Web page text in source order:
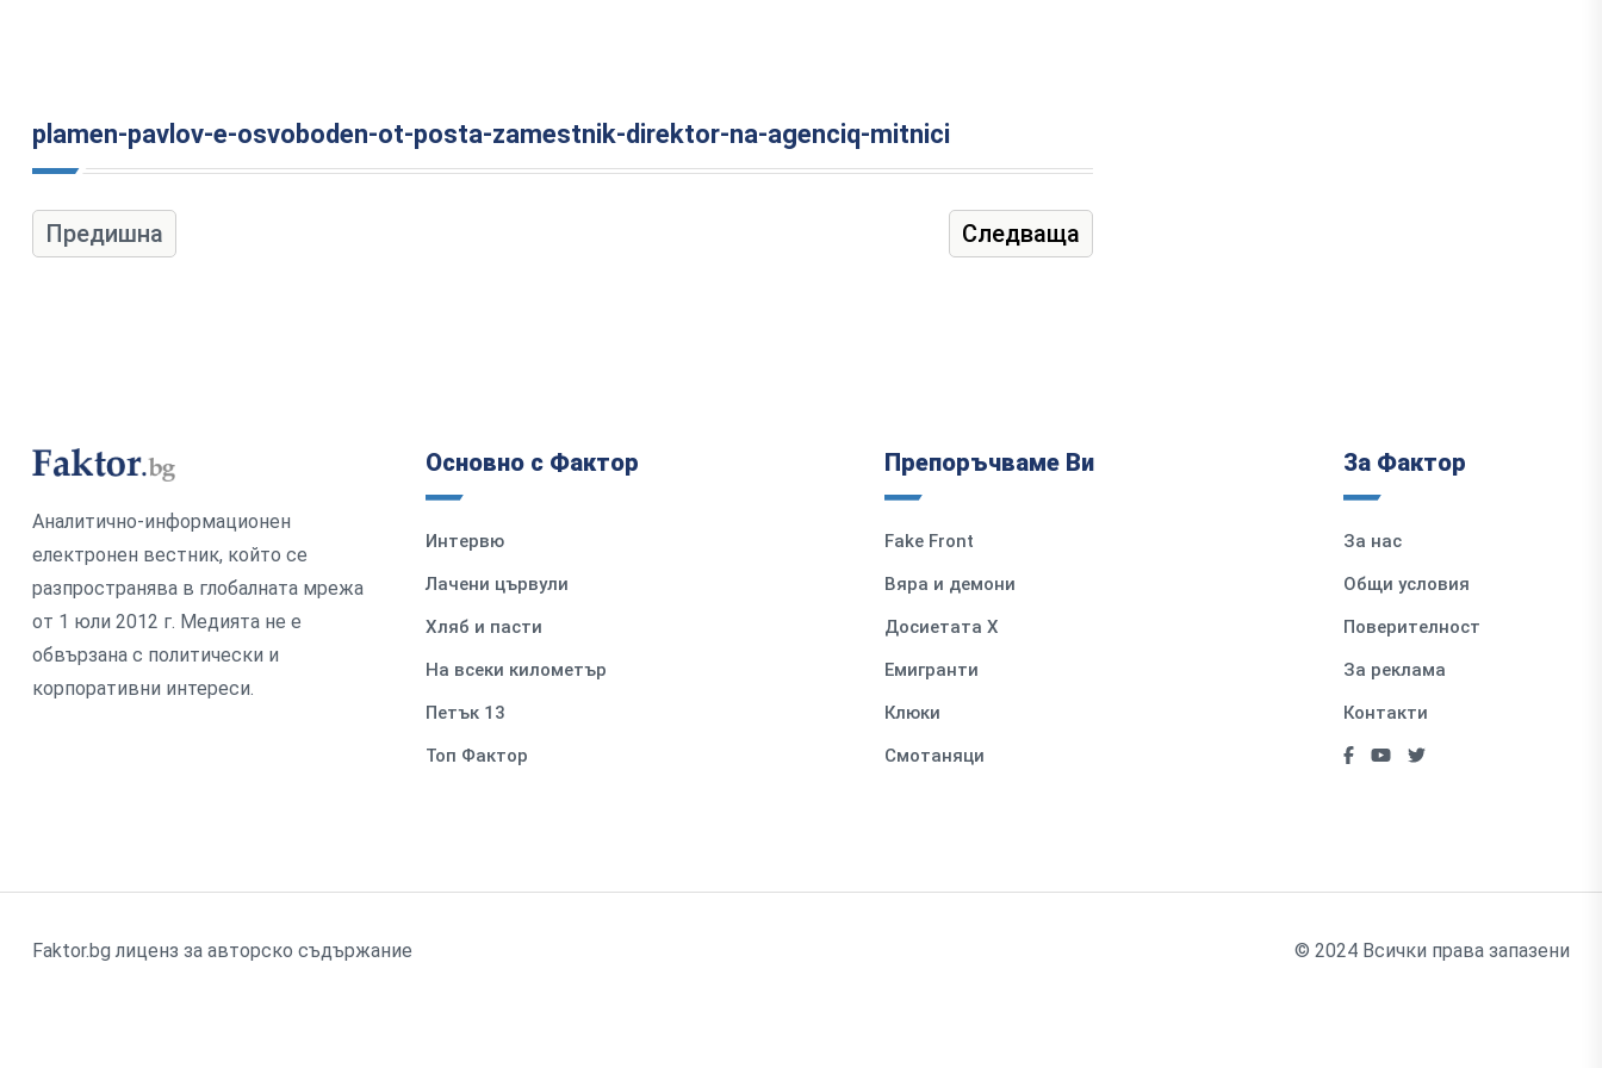
plamen-pavlov-e-osvoboden-ot-posta-zamestnik-direktor-na-agenciq-mitnici
Предишна Следваща
Аналитично-информационен
електронен вестник, който се
разпространява в глобалната мрежа
от 1 юли 2012 г. Медията не е
обвързана с политически и
корпоративни интереси.
Основно с Фактор
Интервю
Лачени цървули
Хляб и пасти
На всеки километър
Петък 13
Топ Фактор
Препоръчваме Ви
Fake Front
Вяра и демони
Досиетата Х
Емигранти
Клюки
Смотаняци
За Фактор
За нас
Общи условия
Поверителност
За реклама
Контакти
Faktor.bg лиценз за авторско съдържание © 2024 Всички права запазени